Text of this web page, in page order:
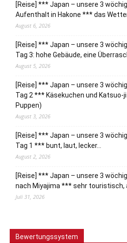
[Reise] *** Japan – unsere 3
Aufenthalt in Hakone *** das
August 6, 2026
[Reise] *** Japan – unsere 3
Tag 3: hohe Gebäude, eine
August 5, 2026
[Reise] *** Japan – unsere 3
Tag 2 *** Käsekuchen und Katsuo-
Puppen)
August 3, 2026
[Reise] *** Japan – unsere 3
Tag 1 *** bunt, laut, lecker…
August 2, 2026
[Reise] *** Japan – unsere 3
nach Miyajima *** sehr touristisch,
Juli 31, 2026
Bewertungssystem